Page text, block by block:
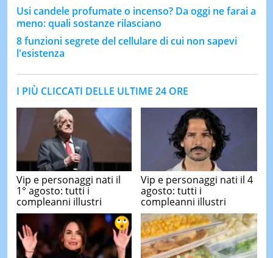
Usi candele profumate o incenso? Da oggi ne farai a
meno: quali sostanze rilasciano
8 funzioni segrete del cellulare di cui non sapevi
l'esistenza
I PIÙ CLICCATI DELLE ULTIME 24 ORE
Vip e personaggi nati il
1° agosto: tutti i
compleanni illustri
Vip e personaggi nati il 4
agosto: tutti i
compleanni illustri